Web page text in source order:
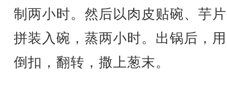
制两小时。然后以肉皮贴碗、芋
拼装入碗，蒸两小时。出锅后，
倒扣，翻转，撒上葱末。